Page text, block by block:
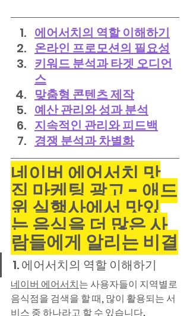
에어서치의 역할 이해하기
온라인 프로모션의 필요성
키워드 분석과 타겟 오디언
스
맞춤형 콘텐츠 제작
예산 관리와 성과 분석
지속적인 관리와 피드백
경쟁 분석과 차별화
네이버 에어서치 맛
집 마케팅 광고 - 애드
윈 실행사에서 맛있
는 음식을 더 많은 사
람들에게 알리는 비결
1. 에어서치의 역할 이해하기
네이버 에어서치는 사용자들이 지역별로
음식점을 검색을 할 때, 많이 활용되는 서
비스 중 하나라고 할 수 있습니다.